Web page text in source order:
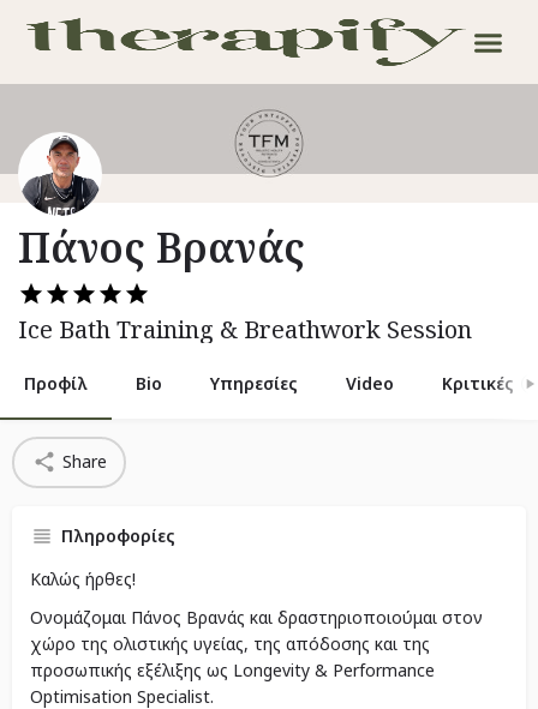
Πάνος Βρανάς
Ice Bath Training & Breathwork Session
Προφίλ Bio Υπηρεσίες Video Κριτικές 4
Share
Πληροφορίες
Καλώς ήρθες!
Ονομάζομαι Πάνος Βρανάς και δραστηριοποιούμαι στον
χώρο της ολιστικής υγείας, της απόδοσης και της
προσωπικής εξέλιξης ως Longevity & Performance
Optimisation Specialist.